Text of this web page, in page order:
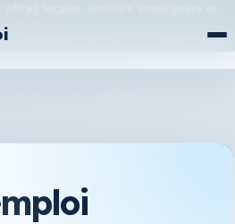
locales, annuaire employeurs et
Alternance.